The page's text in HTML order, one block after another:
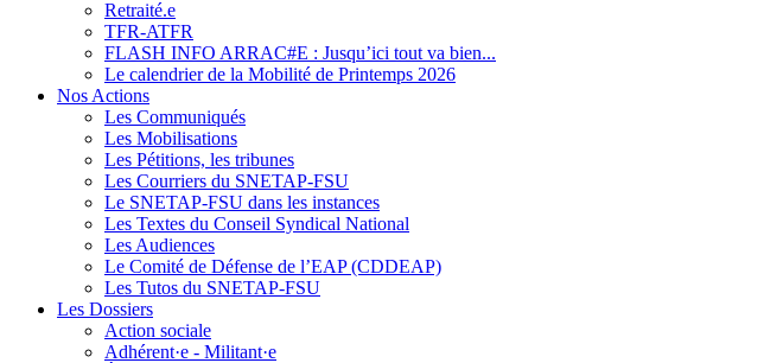
Retraité.e
TFR-ATFR
FLASH INFO ARRAC#E : Jusqu’ici tout va bien...
Le calendrier de la Mobilité de Printemps 2026
Nos Actions
Les Communiqués
Les Mobilisations
Les Pétitions, les tribunes
Les Courriers du SNETAP-FSU
Le SNETAP-FSU dans les instances
Les Textes du Conseil Syndical National
Les Audiences
Le Comité de Défense de l’EAP (CDDEAP)
Les Tutos du SNETAP-FSU
Les Dossiers
Action sociale
Adhérent·e - Militant·e